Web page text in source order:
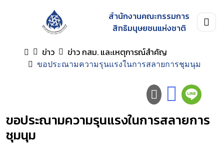
สำนักงานคณะกรรมการ
สิทธิมนุษยชนแห่งชาติ
ข่าว
ข่าว กสม. และเหตุการณ์สำคัญ
ขอประณามความรุนแรงในการสลายการชุมนุม
ขอประณามความรุนแรงในการสลายการ
ชุมนุม